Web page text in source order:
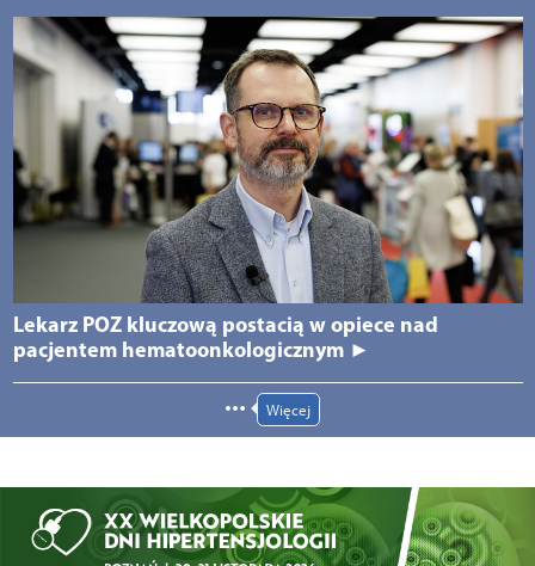
Lekarz POZ kluczową postacią w opiece nad
pacjentem hematoonkologicznym ►
Więcej